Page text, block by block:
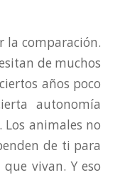
la comparación.
de muchos
años poco
autonomía
Los animales no
de ti para
vivan. Y eso